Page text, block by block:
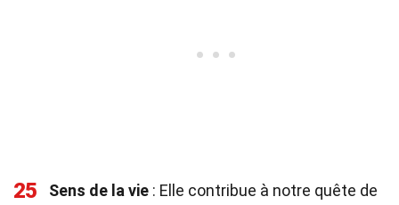
25 Sens de la vie : Elle contribue à notre quête de